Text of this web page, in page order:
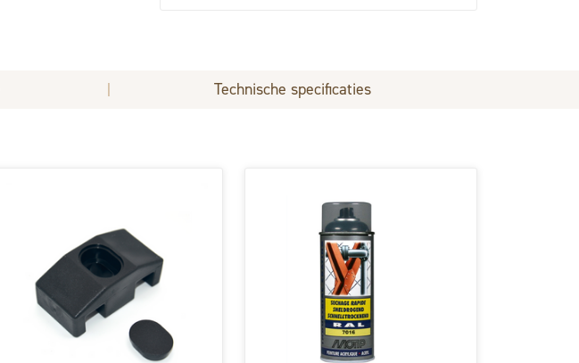
| Technische specificaties